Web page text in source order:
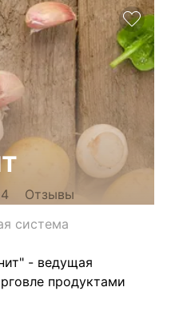
Отзывы
система
- ведущая
продуктами